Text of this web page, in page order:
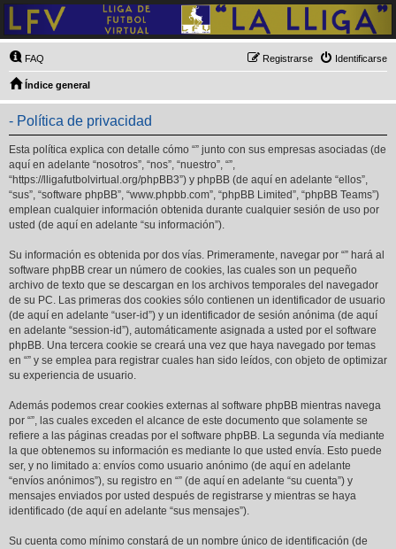
FAQ Identificarse
Registrarse
Índice general
- Política de privacidad
Esta política explica con detalle cómo “” junto con sus empresas asociadas (de
aquí en adelante “nosotros”, “nos”, “nuestro”, “”,
“https://lligafutbolvirtual.org/phpBB3”) y phpBB (de aquí en adelante “ellos”,
“sus”, “software phpBB”, “www.phpbb.com”, “phpBB Limited”, “phpBB Teams”)
emplean cualquier información obtenida durante cualquier sesión de uso por
usted (de aquí en adelante “su información”).
Su información es obtenida por dos vías. Primeramente, navegar por “” hará al
software phpBB crear un número de cookies, las cuales son un pequeño
archivo de texto que se descargan en los archivos temporales del navegador
de su PC. Las primeras dos cookies sólo contienen un identificador de usuario
(de aquí en adelante “user-id”) y un identificador de sesión anónima (de aquí
en adelante “session-id”), automáticamente asignada a usted por el software
phpBB. Una tercera cookie se creará una vez que haya navegado por temas
en “” y se emplea para registrar cuales han sido leídos, con objeto de optimizar
su experiencia de usuario.
Además podemos crear cookies externas al software phpBB mientras navega
por “”, las cuales exceden el alcance de este documento que solamente se
refiere a las páginas creadas por el software phpBB. La segunda vía mediante
la que obtenemos su información es mediante lo que usted envía. Esto puede
ser, y no limitado a: envíos como usuario anónimo (de aquí en adelante
“envíos anónimos”), su registro en “” (de aquí en adelante “su cuenta”) y
mensajes enviados por usted después de registrarse y mientras se haya
identificado (de aquí en adelante “sus mensajes”).
Su cuenta como mínimo constará de un nombre único de identificación (de